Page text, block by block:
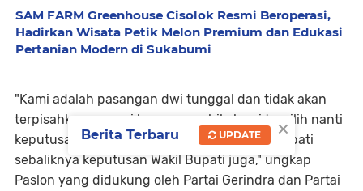
SAM FARM Greenhouse Cisolok Resmi Beroperasi,
Hadirkan Wisata Petik Melon Premium dan Edukasi
Pertanian Modern di Sukabumi
"Kami adalah pasangan dwi tunggal dan tidak akan
terpisahkan sampai kapan pun, bila kami terpilih nanti
keputusan Bupati adalah keputusan Wakil Bupati
sebaliknya keputusan Wakil Bupati juga," ungkap
Paslon yang didukung oleh Partai Gerindra dan Partai
×
Berita Terbaru UPDATE